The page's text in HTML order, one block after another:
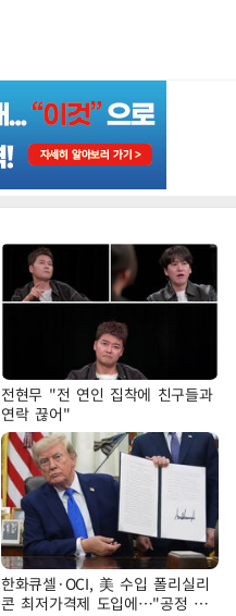
전현무 "전 연인 집착에 친구들과
연락 끊어"
한화큐셀·OCI, 美 수입 폴리실리
콘 최저가격제 도입에…"공정 경